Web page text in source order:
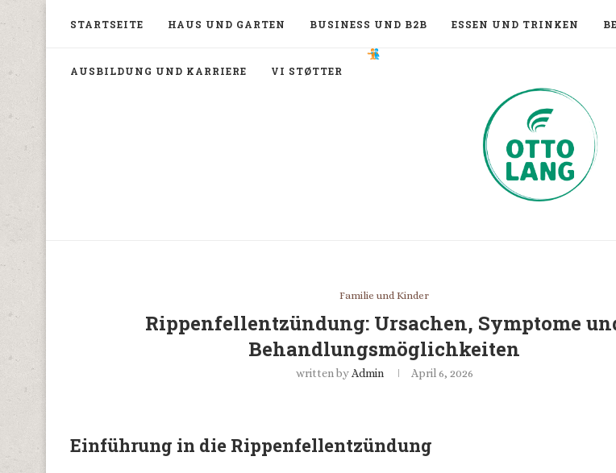
STARTSEITE HAUS UND GARTEN BUSINESS UND B2B ESSEN UND TRINKEN
AUSBILDUNG UND KARRIERE VI STØTTER
Familie und Kinder
Rippenfellentzündung: Ursachen, Symptome
Behandlungsmöglichkeiten
written by Admin April 6, 2026
Einführung in die Rippenfellentzündung